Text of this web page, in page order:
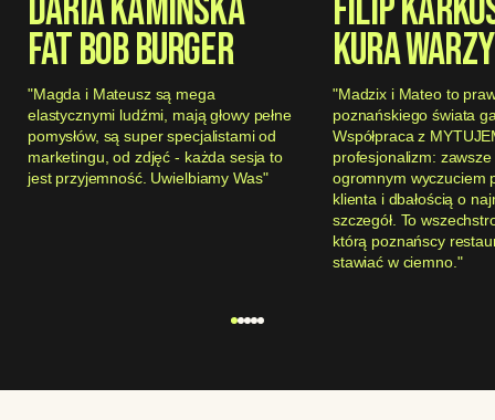
DARIA KAMIŃSKA
FAT BOB BURGER
"Magda i Mateusz są mega
elastycznymi ludźmi, mają głowy pełne
pomysłów, są super specjalistami od
marketingu, od zdjęć - każda sesja to
jest przyjemność. Uwielbiamy Was"
FILIP
KURA
"Madzix i Mateo to
poznańskiego świata
Współpraca z
profesjonalizm:
ogromnym wyczuciem
klienta i dbałością o
szczegół. To
którą poznańscy
stawiać w ciemno."